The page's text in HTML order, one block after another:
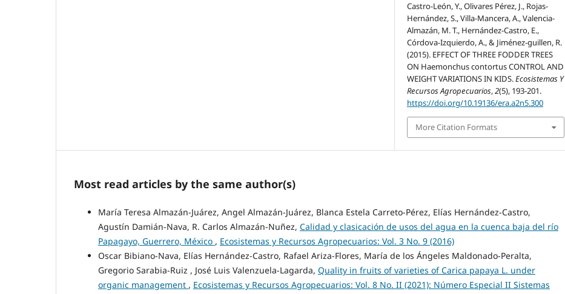
Castro-León, Y., Olivares Pérez, J., Rojas-
Hernández, S., Villa-Mancera, A., Valencia-
Almazán, M. T., Hernández-Castro, E.,
Córdova-Izquierdo, A., & Jiménez-guillen, R.
(2015). EFFECT OF THREE FODDER TREES
ON Haemonchus contortus CONTROL AND
WEIGHT VARIATIONS IN KIDS.Ecosistemas Y
Recursos Agropecuarios,2(5), 193-201.
https://doi.org/10.19136/era.a2n5.300
More Citation Formats
Most read articles by the same author(s)
María Teresa Almazán-Juárez, Angel Almazán-Juárez, Blanca Estela Carreto-Pérez, Elías Hernández-Castro,
Agustín Damián-Nava, R. Carlos Almazán-Nuñez, Calidad y clasicación de usos del agua en la cuenca baja del río
Papagayo, Guerrero, México , Ecosistemas y Recursos Agropecuarios: Vol. 3 No. 9 (2016)
Oscar Bibiano-Nava, Elías Hernández-Castro, Rafael Ariza-Flores, María de los Ángeles Maldonado-Peralta,
Gregorio Sarabia-Ruiz , José Luis Valenzuela-Lagarda, Quality in fruits of varieties of Carica papaya L. under
organic management , Ecosistemas y Recursos Agropecuarios: Vol. 8 No. II (2021): Número Especial II Sistemas